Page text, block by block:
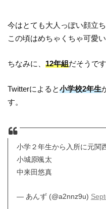
今はとても大人っぽい顔立
この頃はめちゃくちゃ可愛い
ちなみに、12年組だそうです
Twitterによると小学校2年生
す。
小学２年生から入所に元関
小城原颯太
中来田悠真
— あんず (@a2nnz9u)